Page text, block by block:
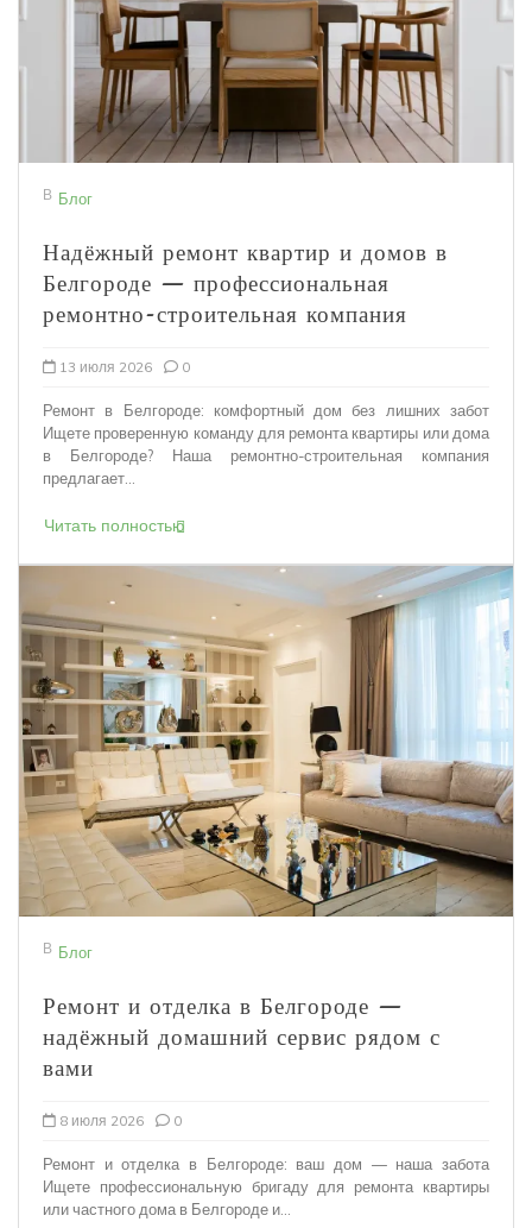
В Блог
Надёжный ремонт квартир и домов в
Белгороде — профессиональная
ремонтно-строительная компания
13 июля 2026 0
Ремонт в Белгороде: комфортный дом без лишних забот
Ищете проверенную команду для ремонта квартиры или дома
в Белгороде? Наша ремонтно-строительная компания
предлагает...
Читать полностью
В Блог
Ремонт и отделка в Белгороде —
надёжный домашний сервис рядом с
вами
8 июля 2026 0
Ремонт и отделка в Белгороде: ваш дом — наша забота
Ищете профессиональную бригаду для ремонта квартиры
или частного дома в Белгороде и...